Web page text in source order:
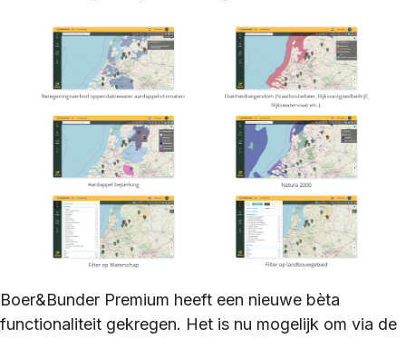
Boer&Bunder Premium heeft een nieuwe bèta
functionaliteit gekregen. Het is nu mogelijk om via de